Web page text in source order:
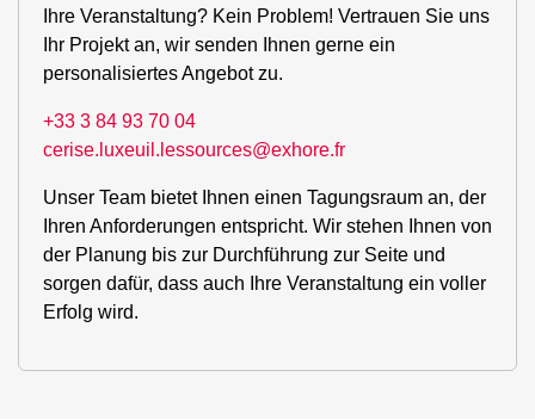
Ihre Veranstaltung? Kein Problem! Vertrauen Sie uns
Ihr Projekt an, wir senden Ihnen gerne ein
personalisiertes Angebot zu.
+33 3 84 93 70 04
cerise.luxeuil.lessources@exhore.fr
Unser Team bietet Ihnen einen Tagungsraum an, der
Ihren Anforderungen entspricht. Wir stehen Ihnen von
der Planung bis zur Durchführung zur Seite und
sorgen dafür, dass auch Ihre Veranstaltung ein voller
Erfolg wird.